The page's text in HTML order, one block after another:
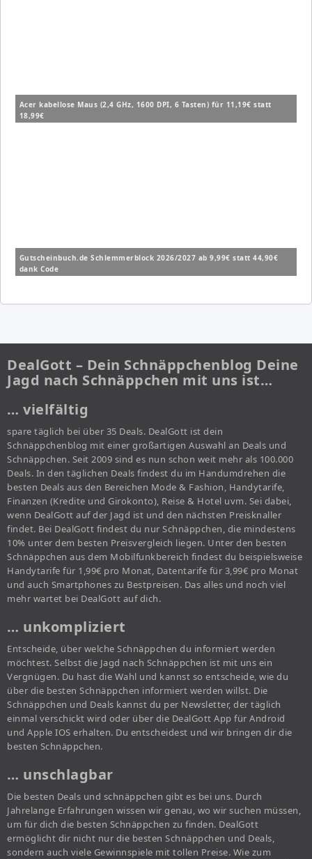
Acer kabellose Maus (2,4 GHz, 1600 DPI, 6 Tasten) für 11,19€ statt
18,99€
Gutscheinbuch.de Schlemmerblock 2026/2027 ab 9,99€ statt 44,90€
dank Code
DealGott – Dein Schnäppchenblog Deine
Jagd nach Schnäppchen mit uns ist…
… vielfältig
spare täglich bei über 35 Deals. DealGott ist dein
Schnäppchenblog mit einer großartigen Auswahl an Deals und
Schnäppchen. Seit 2009 sind es nun schon weit mehr als 100.000
Deals. In den täglichen Deals findest du im Handumdrehen die
besten Deals aus den Bereichen Mode & Fashion, Handytarife,
Finanzen (Kredite und Girokonto), Reise & Hotel uvm. Sei dabei,
wenn DealGott auf der Jagd ist und den nächsten Preisknaller
findet. Bei DealGott findest du nur Schnäppchen, die mindestens
10% unter dem besten Preisvergleich liegen. Unter den besten
Schnäppchen aus dem Mobilfunkbereich findest du beispielsweise
Handytarife für 1,99€ pro Monat, Datentarife für 3,99€ pro Monat
und auch Smartphones zu Bestpreisen. Das alles und noch viel
mehr wartet bei DealGott auf dich.
… unkompliziert
Entscheide, über welche Schnäppchen du informiert werden
möchtest. Selbst die Jagd nach Schnäppchen ist mit uns ein
Vergnügen. Du hast die Wahl und kannst so entscheide, wie du
über die besten Schnäppchen informiert werden willst. Die
Schnäppchen und Deals kannst du per Newsletter, der täglich
einmal verschickt wird oder über die DealGott App für Android
und Apple IOS erhalten. Du entscheidest und wir bringen dir die
besten Schnäppchen.
… unschlagbar
Die besten Deals und schnäppchen gibt es bei uns. Durch
Jahrelange Erfahrungen wissen wir genau, wo wir suchen müssen,
um für dich die besten Schnäppchen zu finden. DealGott
ermöglicht dir nicht nur die besten Schnäppchen und Deals,
sondern auch viele Gewinnspiele mit tollen Preise. Wie zum